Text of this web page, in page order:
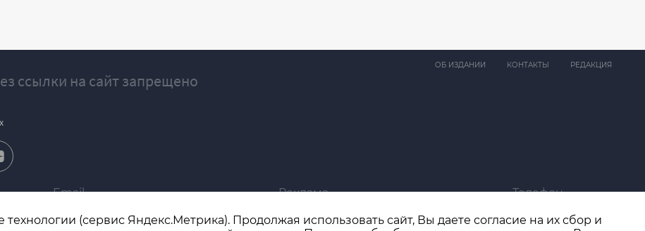
ссылки на сайт запрещено
ОБ ИЗДАНИИ КОНТАКТЫ РЕДАКЦИЯ
Email
Реклама
Телефон
(сервис Яндекс.Метрика). Продолжая использовать сайт, Вы даете согласие на их сбор и